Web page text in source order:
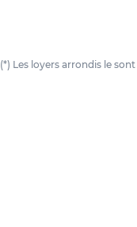
(*) Les loyers arrondis le